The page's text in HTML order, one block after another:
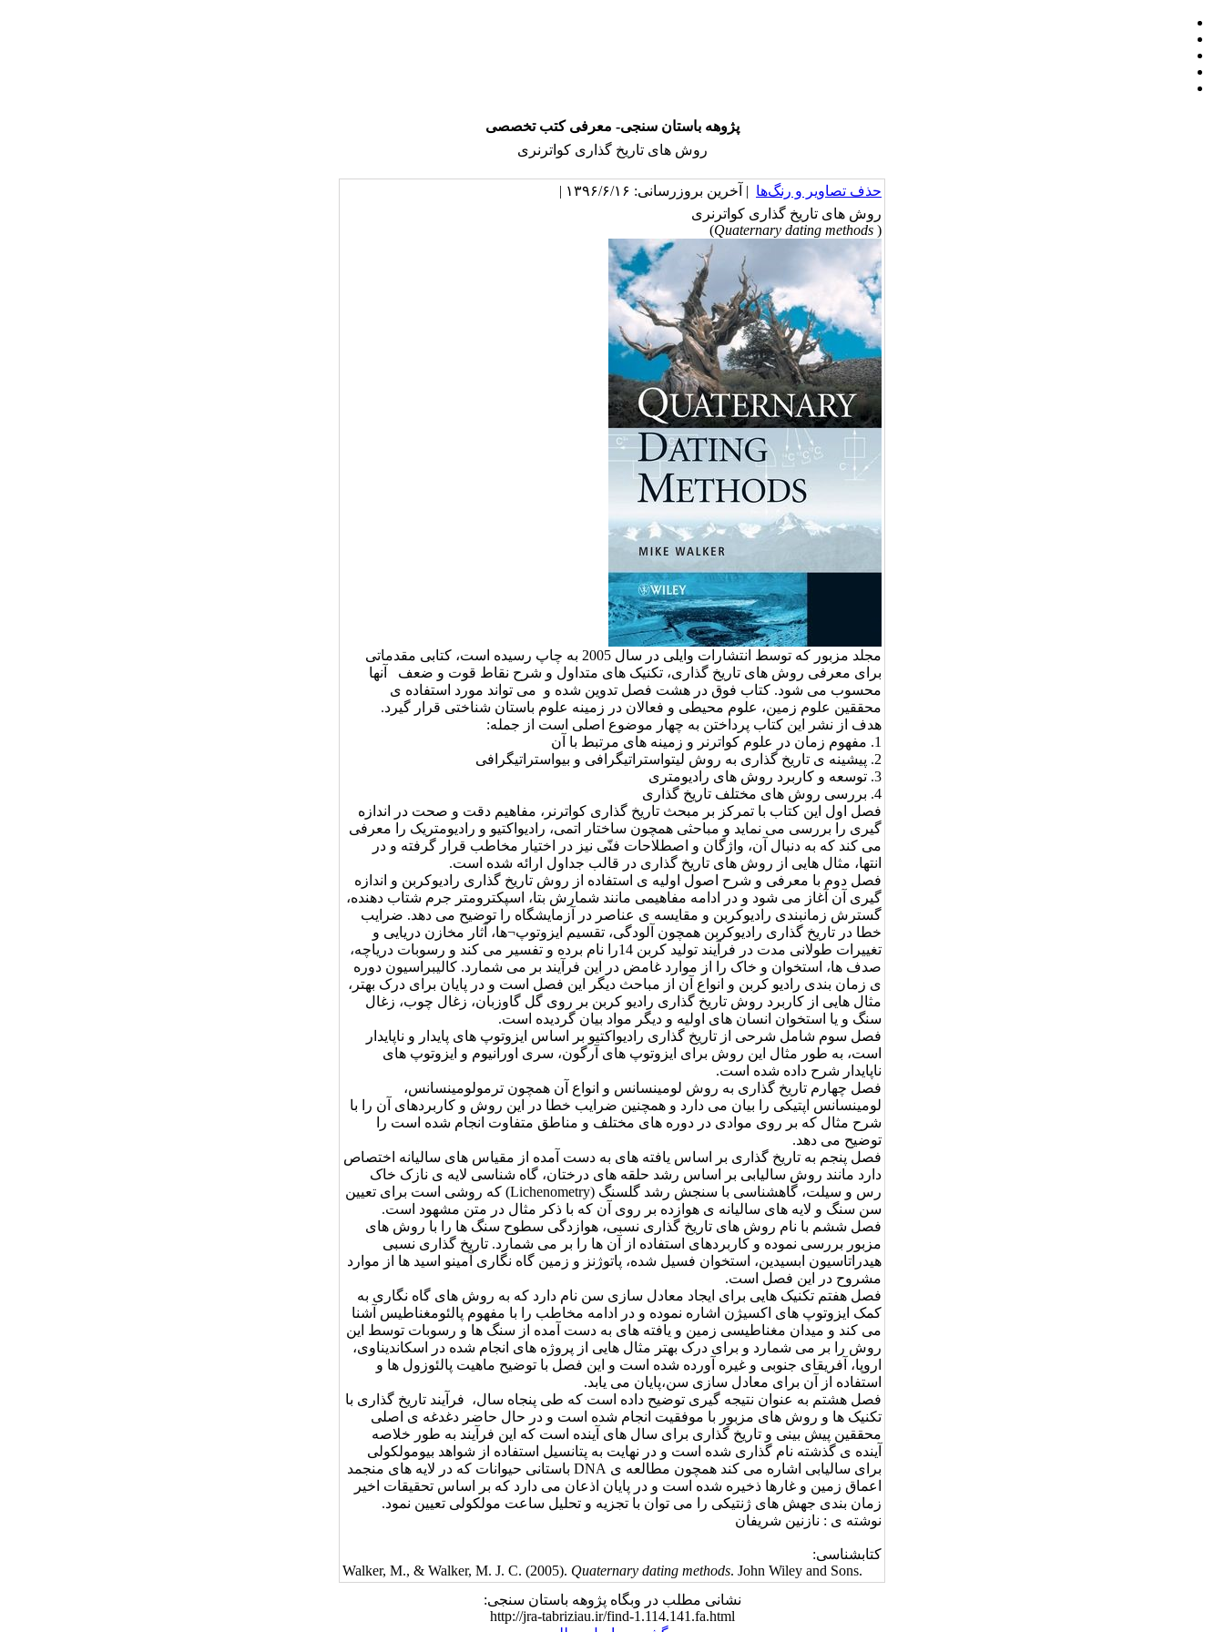
پژوهه باستان سنجی- معرفی کتب تخصصی
روش های تاریخ گذاری کواترنری
حذف تصاویر و رنگ‌ها | آخرین بروزرسانی: ۱۳۹۶/۶/۱۶ |
روش های تاریخ گذاری کواترنری
(
Quaternary dating methods
)
مجلد مزبور که توسط انتشارات وایلی در سال 2005 به چاپ رسیده است، کتابی مقدماتی
برای معرفی روش های تاریخ گذاری، تکنیک های متداول و شرح نقاط قوت و ضعف آنها
محسوب می شود. کتاب فوق در هشت فصل تدوین شده و می تواند مورد استفاده ی
محققین علوم زمین، علوم محیطی و فعالان در زمینه علوم باستان شناختی قرار گیرد.
هدف از نشر این کتاب پرداختن به چهار موضوع اصلی است از جمله:
1. مفهوم زمان در علوم کواترنر و زمینه های مرتبط با آن
2. پیشینه‏ ی تاریخ گذاری به روش لیتواستراتیگرافی و بیواستراتیگرافی
3. توسعه و کاربرد روش های رادیومتری
4. بررسی روش های مختلف تاریخ گذاری
فصل اول این کتاب با تمرکز بر مبحث تاریخ گذاری کواترنر، مفاهیم دقت و صحت در اندازه
گیری را بررسی می نماید و مباحثی همچون ساختار اتمی، رادیواکتیو و رادیومتریک را معرفی
می کند که به دنبال آن، واژگان و اصطلاحات فنّی نیز در اختیار مخاطب قرار گرفته و در
انتها، مثال هایی از روش های تاریخ گذاری در قالب جداول ارائه شده است.
فصل دوم با معرفی و شرح اصول اولیه ی استفاده از روش تاریخ گذاری رادیوکربن و اندازه
گیری آن آغاز می شود و در ادامه مفاهیمی مانند شمارش بتا، اسپکترومتر جرم شتاب دهنده،
گسترش زمانبندی رادیوکربن و مقایسه ی عناصر در آزمایشگاه را توضیح می دهد. ضرایب
خطا در تاریخ گذاری رادیوکربن همچون آلودگی، تقسیم ایزوتوپ¬ها، آثار مخازن دریایی و
تغییرات طولانی مدت در فرآیند تولید کربن 14را نام برده و تفسیر می کند و رسوبات دریاچه،
صدف ها، استخوان و خاک را از موارد غامض در این فرآیند بر می شمارد. کالیبراسیون دوره
ی زمان بندی رادیو کربن و انواع آن از مباحث دیگر این فصل است و در پایان برای درک بهتر،
مثال هایی از کاربرد روش تاریخ گذاری رادیو کربن بر روی گل گاوزبان، زغال چوب، زغال
سنگ و یا استخوان انسان های اولیه و دیگر مواد بیان گردیده است.
فصل سوم شامل شرحی از تاریخ گذاری رادیواکتیو بر اساس ایزوتوپ های پایدار و ناپایدار
است، به طور مثال این روش برای ایزوتوپ های آرگون، سری اورانیوم و ایزوتوپ های
ناپایدار شرح داده شده است.
فصل چهارم تاریخ گذاری به روش لومینسانس و انواع آن همچون ترمولومینسانس،
لومینسانس اپتیکی را بیان می دارد و همچنین ضرایب خطا در این روش و کاربردهای آن را با
شرح مثال که بر روی موادی در دوره های مختلف و مناطق متفاوت انجام شده است را
توضیح می دهد.
فصل پنجم به تاریخ گذاری بر اساس یافته های به دست آمده از مقیاس های سالیانه اختصاص
دارد مانند روش سالیابی بر اساس رشد حلقه های درختان، گاه شناسی لایه ی نازک خاک
رس و سیلت، گاهشناسی با سنجش رشد گلسنگ (Lichenometry) که روشی است برای تعیین
سن سنگ و لایه های سالیانه ی هوازده بر روی آن که با ذکر مثال در متن مشهود است.
فصل ششم با نام روش های تاریخ گذاری نسبی، هوازدگی سطوح سنگ ها را با روش های
مزبور بررسی نموده و کاربردهای استفاده از آن ها را بر می شمارد. تاریخ گذاری نسبی
هیدراتاسیون ابسیدین، استخوان فسیل شده، پاتوژنز و زمین گاه نگاری آمینو اسید ها از موارد
مشروح در این فصل است.
فصل هفتم تکنیک هایی برای ایجاد معادل سازی سن نام دارد که به روش های گاه نگاری به
کمک ایزوتوپ های اکسیژن اشاره نموده و در ادامه مخاطب را با مفهوم پالئومغناطیس آشنا
می کند و میدان مغناطیسی زمین و یافته های به دست آمده از سنگ ها و رسوبات توسط این
روش را بر می شمارد و برای درک بهتر مثال هایی از پروژه های انجام شده در اسکاندیناوی،
اروپا، آفریقای جنوبی و غیره آورده شده است و این فصل با توضیح ماهیت پالئوزول ها و
استفاده از آن برای معادل سازی سن،پایان می یابد.
فصل هشتم به عنوان نتیجه گیری توضیح داده است که طی پنجاه سال، فرآیند تاریخ گذاری با
تکنیک ها و روش های مزبور با موفقیت انجام شده است و در حال حاضر دغدغه ی اصلی
محققین پیش بینی و تاریخ گذاری برای سال های آینده است که این فرآیند به طور خلاصه
آینده ی گذشته نام گذاری شده است و در نهایت به پتانسیل استفاده از شواهد بیومولکولی
برای سالیابی اشاره می کند همچون مطالعه ی DNA باستانی حیوانات که در لایه های منجمد
اعماق زمین و غارها ذخیره شده است و در پایان اذعان می دارد که بر اساس تحقیقات اخیر
زمان بندی جهش های ژنتیکی را می توان با تجزیه و تحلیل ساعت مولکولی تعیین نمود.
نوشته ی : نازنین شریفان
کتابشناسی:
Walker, M., & Walker, M. J. C. (2005). Quaternary dating methods. John Wiley and Sons.
نشانی مطلب در وبگاه پژوهه باستان سنجی:
http://jra-tabriziau.ir/find-1.114.141.fa.html